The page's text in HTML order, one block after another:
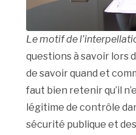
Le motif de
questions à savoir lors
de savoir quand et
faut bien retenir qu’il
légitime de contrôle
sécurité publique et